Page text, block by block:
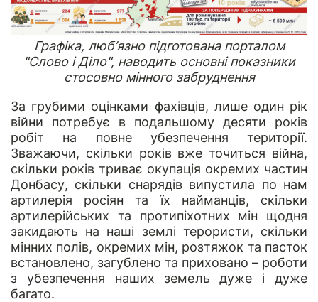
Графіка, люб’язно підготована порталом
"Слово і Діло", наводить основні показники
стосовно мінного забруднення
За грубими оцінками фахівців, лише один рік
війни потребує в подальшому десяти років
робіт на повне убезпечення території.
Зважаючи, скільки років вже точиться війна,
скільки років триває окупація окремих частин
Донбасу, скільки снарядів випустила по нам
артилерія росіян та їх найманців, скільки
артилерійських та протипіхотних мін щодня
закидають на наші землі терористи, скільки
мінних полів, окремих мін, розтяжок та пасток
встановлено, загублено та приховано – роботи
з убезпечення наших земель дуже і дуже
багато.